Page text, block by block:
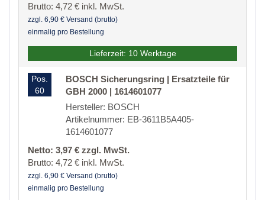
Brutto: 4,72 € inkl. MwSt.
zzgl. 6,90 € Versand (brutto)
einmalig pro Bestellung
Lieferzeit: 10 Werktage
Pos.
60
BOSCH Sicherungsring | Ersatzteile für
GBH 2000 | 1614601077
Hersteller: BOSCH
Artikelnummer: EB-3611B5A405-
1614601077
Netto: 3,97 € zzgl. MwSt.
Brutto: 4,72 € inkl. MwSt.
zzgl. 6,90 € Versand (brutto)
einmalig pro Bestellung